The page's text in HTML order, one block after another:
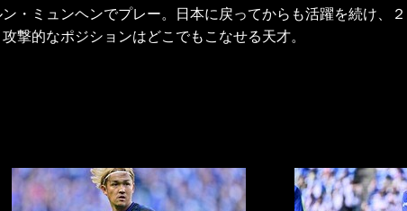
・ミュンヘンでプレー。日本に戻ってからも活躍を続け、２
撃的なポジションはどこでもこなせる天才。